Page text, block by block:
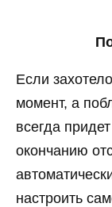
Если
момент, а
всегда
окончанию
настроить